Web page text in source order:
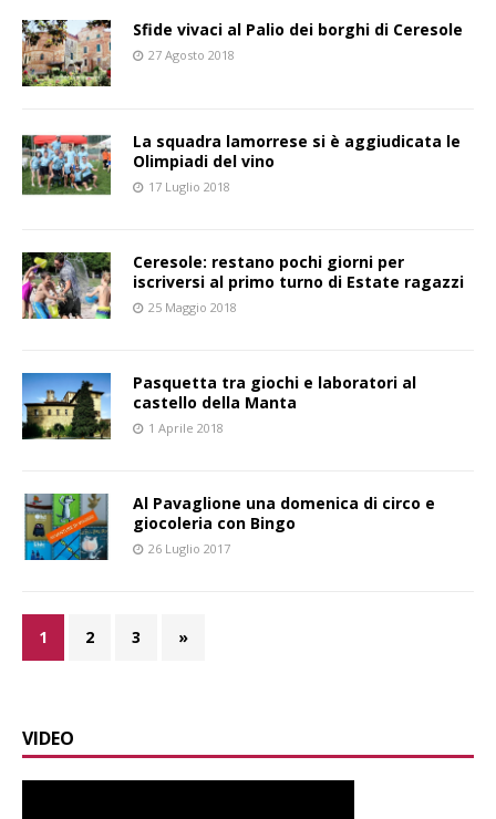
Sfide vivaci al Palio dei borghi di Ceresole
27 Agosto 2018
La squadra lamorrese si è aggiudicata le
Olimpiadi del vino
17 Luglio 2018
Ceresole: restano pochi giorni per
iscriversi al primo turno di Estate ragazzi
25 Maggio 2018
Pasquetta tra giochi e laboratori al
castello della Manta
1 Aprile 2018
Al Pavaglione una domenica di circo e
giocoleria con Bingo
26 Luglio 2017
1 2 3 »
VIDEO